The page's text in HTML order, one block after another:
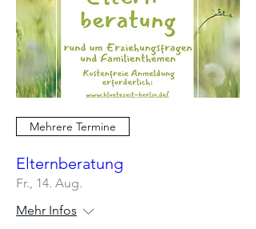
Mehrere Termine
Elternberatung
Fr., 14. Aug.
Mehr Infos